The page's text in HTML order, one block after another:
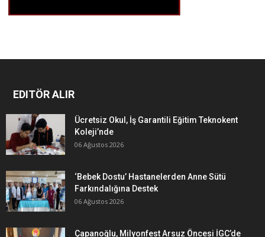
EDITÖR ALIR
Ücretsiz Okul, İş Garantili Eğitim Teknokent
Koleji’nde
06 Ağustos 2026
‘Bebek Dostu’ Hastanelerden Anne Sütü
Farkındalığına Destek
06 Ağustos 2026
Çapanoğlu, Milyonfest Arsuz Öncesi İGC’de